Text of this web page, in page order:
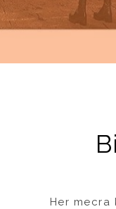
Her mecra